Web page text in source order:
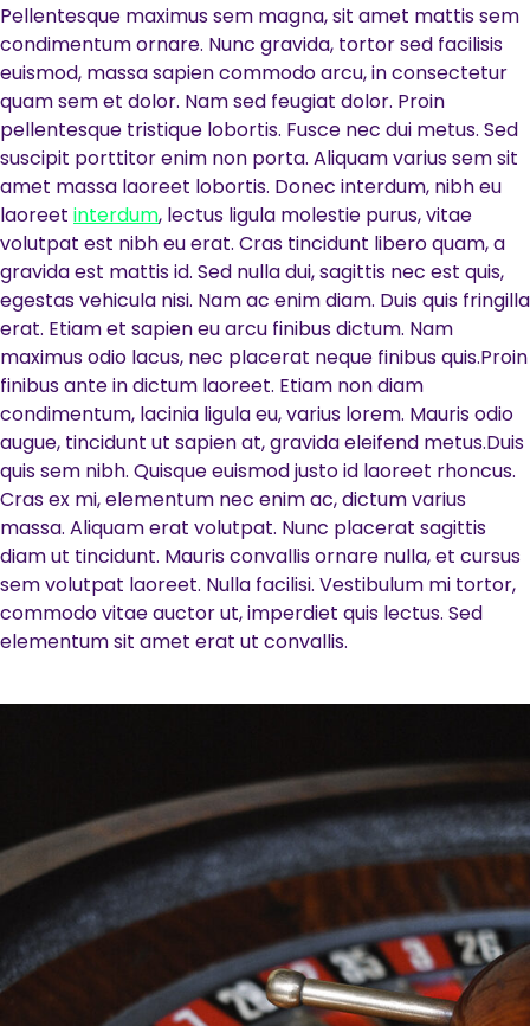
Pellentesque maximus sem magna, sit amet mattis sem
condimentum ornare. Nunc gravida, tortor sed facilisis
euismod, massa sapien commodo arcu, in consectetur
quam sem et dolor. Nam sed feugiat dolor. Proin
pellentesque tristique lobortis. Fusce nec dui metus. Sed
suscipit porttitor enim non porta. Aliquam varius sem sit
amet massa laoreet lobortis. Donec interdum, nibh eu
laoreet interdum, lectus ligula molestie purus, vitae
volutpat est nibh eu erat. Cras tincidunt libero quam, a
gravida est mattis id. Sed nulla dui, sagittis nec est quis,
egestas vehicula nisi. Nam ac enim diam. Duis quis fringilla
erat. Etiam et sapien eu arcu finibus dictum. Nam
maximus odio lacus, nec placerat neque finibus quis.Proin
finibus ante in dictum laoreet. Etiam non diam
condimentum, lacinia ligula eu, varius lorem. Mauris odio
augue, tincidunt ut sapien at, gravida eleifend metus.Duis
quis sem nibh. Quisque euismod justo id laoreet rhoncus.
Cras ex mi, elementum nec enim ac, dictum varius
massa. Aliquam erat volutpat. Nunc placerat sagittis
diam ut tincidunt. Mauris convallis ornare nulla, et cursus
sem volutpat laoreet. Nulla facilisi. Vestibulum mi tortor,
commodo vitae auctor ut, imperdiet quis lectus. Sed
elementum sit amet erat ut convallis.